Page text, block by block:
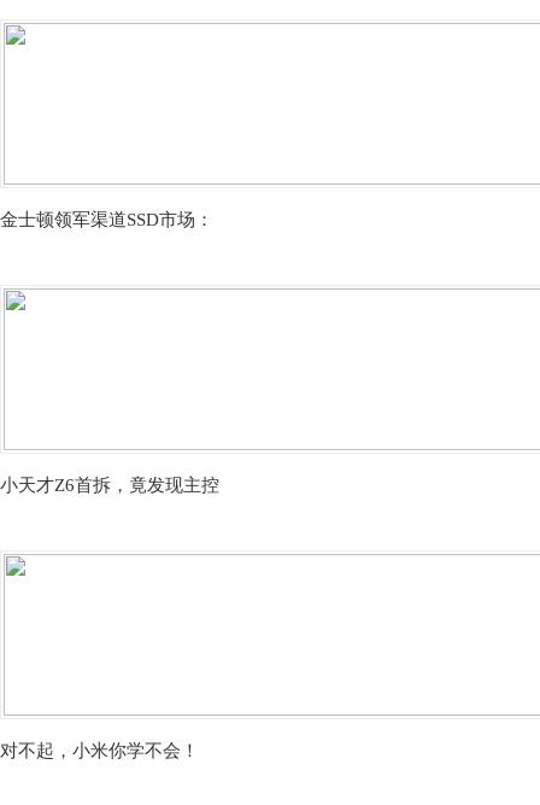
金士顿领军渠道SSD市场：
小天才Z6首拆，竟发现主控
对不起，小米你学不会！